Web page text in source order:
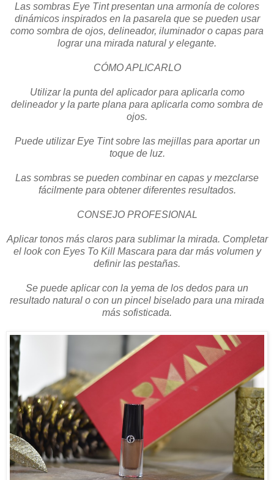
Las sombras Eye Tint presentan una armonía de colores
dinámicos inspirados en la pasarela que se pueden usar
como sombra de ojos, delineador, iluminador o capas para
lograr una mirada natural y elegante.
CÓMO APLICARLO
Utilizar la punta del aplicador para aplicarla como
delineador y la parte plana para aplicarla como sombra de
ojos.
Puede utilizar Eye Tint sobre las mejillas para aportar un
toque de luz.
Las sombras se pueden combinar en capas y mezclarse
fácilmente para obtener diferentes resultados.
CONSEJO PROFESIONAL
Aplicar tonos más claros para sublimar la mirada. Completar
el look con Eyes To Kill Mascara para dar más volumen y
definir las pestañas.
Se puede aplicar con la yema de los dedos para un
resultado natural o con un pincel biselado para una mirada
más sofisticada.